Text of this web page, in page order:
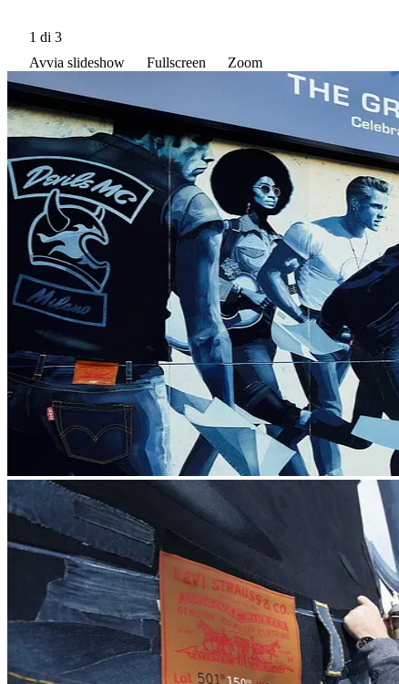
1 di 3
Avvia slideshow
Fullscreen Zoom